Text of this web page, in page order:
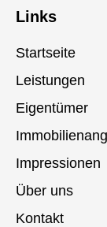
Links
Startseite
Leistungen
Eigentümer
Impressionen
Über uns
Kontakt